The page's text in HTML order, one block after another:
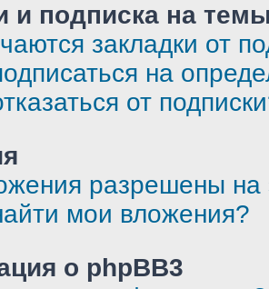
и подписка на
закладки от
на
от
разрешены
мои вложения?
о phpBB3